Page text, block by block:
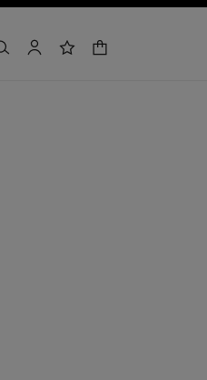
recherchermon compteliste de souhaits
panier